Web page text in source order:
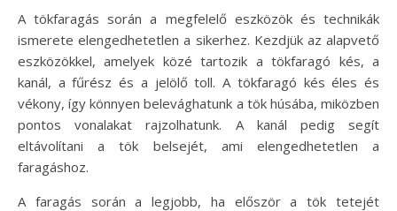
A tökfaragás során a megfelelő eszközök és technikák
ismerete elengedhetetlen a sikerhez. Kezdjük az alapvető
eszközökkel, amelyek közé tartozik a tökfaragó kés, a
kanál, a fűrész és a jelölő toll. A tökfaragó kés éles és
vékony, így könnyen belevághatunk a tök húsába, miközben
pontos vonalakat rajzolhatunk. A kanál pedig segít
eltávolítani a tök belsejét, ami elengedhetetlen a
faragáshoz.
A faragás során a legjobb, ha először a tök tetejét